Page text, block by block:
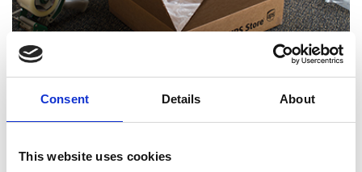
Consent Details About
This website uses cookies
Experts certifiés en emballage